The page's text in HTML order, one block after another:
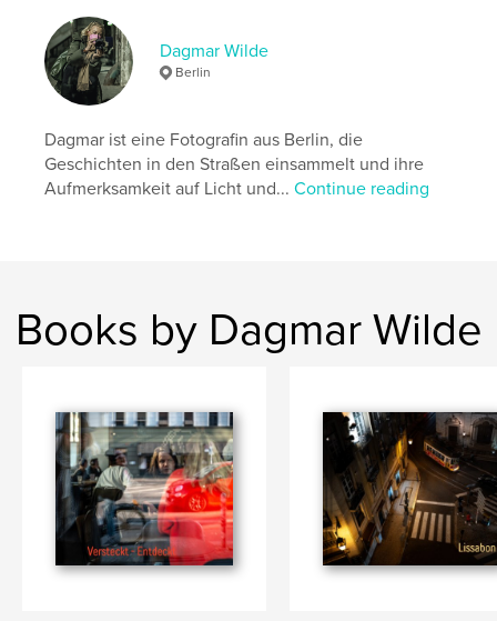
Language
Keywords
Berlin , Fotografie
Dagmar Wilde
Berlin
Dagmar ist eine Fotografin aus Berlin, die
Geschichten in den Straßen einsammelt und ihre
Aufmerksamkeit auf Licht und...Continue reading
Books by Dagmar Wilde